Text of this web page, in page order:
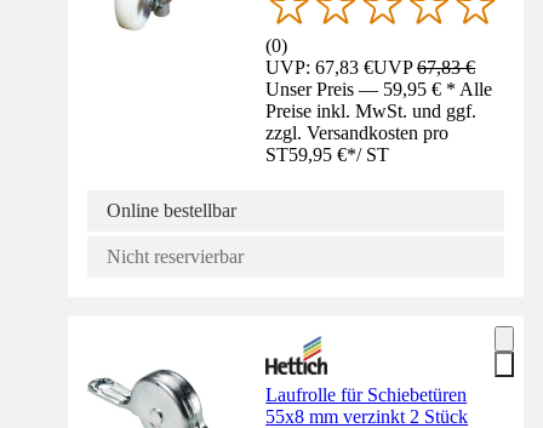
(0)
UVP: 67,83 €UVP67,83 €
Unser Preis — 59,95 € * Alle
Preise inkl. MwSt. und ggf.
zzgl. Versandkosten pro
ST59,95 €*/ ST
Online bestellbar
Nicht reservierbar
Laufrolle für Schiebetüren
55x8 mm verzinkt 2 Stück